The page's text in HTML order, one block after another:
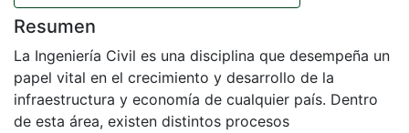
Resumen
La Ingeniería Civil es una disciplina que desempeña un
papel vital en el crecimiento y desarrollo de la
infraestructura y economía de cualquier país. Dentro
de esta área, existen distintos procesos